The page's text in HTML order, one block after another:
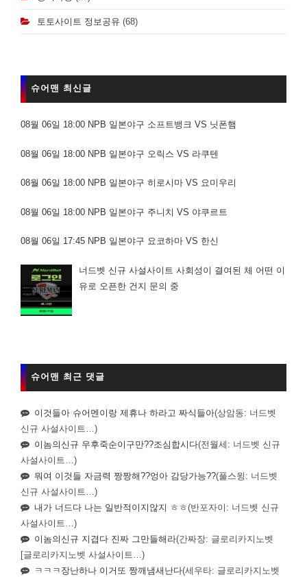
토토사이트 정보공유 (68)
슈어맨 최신글
08월 06일 18:00 NPB 일본야구 소프트뱅크 VS 닛폰햄
08월 06일 18:00 NPB 일본야구 오릭스 VS 라쿠텐
08월 06일 18:00 NPB 일본야구 히로시마 VS 요미우리
08월 06일 18:00 NPB 일본야구 주니치 VS 야쿠르트
08월 06일 17:45 NPB 일본야구 요코하마 VS 한신
너드벳 신규 사설사이트 사회성이 결여된 체 어떤 이
유로 오픈한 건지 문의 중
슈어맨 최근 댓글
이것들아 슈어멘이랑 제휴나 하라고 짜식들아(상암동: 너드벳
신규 사설사이트…)
이놈의신규 우후죽순이구만??조심합시다(전월세: 너드벳 신규
사설사이트…)
뭐여 이것들 자금력 짱짱해??엉아 감당가능??(풀스윙: 너드벳
신규 사설사이트…)
내가 너드다 나는 일반적이지않지 ㅎㅎ(반포자이: 너드벳 신규
사설사이트…)
이놈의신규 지겹다 진짜 그만들해라(간짜장: 글로리카지노벳
[글로리카지노벳 사설사이트…)
ㅋㅋㅋ장난하나 이거또 짱깨냄새난다(세우타: 글로리카지노벳